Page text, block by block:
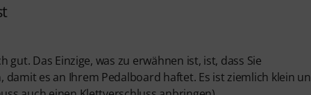
Das Einzige, was zu erwähnen ist, ist, dass Sie
es an Ihrem Pedalboard haftet. Es ist ziemlich klein